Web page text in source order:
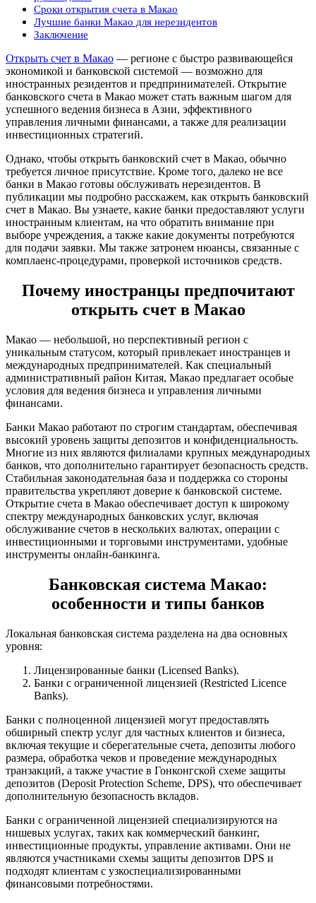
Сроки открытия счета в Макао
Лучшие банки Макао для нерезидентов
Заключение
Открыть счет в Макао — регионе с быстро развивающейся
экономикой и банковской системой — возможно для
иностранных резидентов и предпринимателей. Открытие
банковского счета в Макао может стать важным шагом для
успешного ведения бизнеса в Азии, эффективного
управления личными финансами, а также для реализации
инвестиционных стратегий.
Однако, чтобы открыть банковский счет в Макао, обычно
требуется личное присутствие. Кроме того, далеко не все
банки в Макао готовы обслуживать нерезидентов. В
публикации мы подробно расскажем, как открыть банковский
счет в Макао. Вы узнаете, какие банки предоставляют услуги
иностранным клиентам, на что обратить внимание при
выборе учреждения, а также какие документы потребуются
для подачи заявки. Мы также затронем нюансы, связанные с
комплаенс-процедурами, проверкой источников средств.
Почему иностранцы предпочитают
открыть счет в Макао
Макао — небольшой, но перспективный регион с
уникальным статусом, который привлекает иностранцев и
международных предпринимателей. Как специальный
административный район Китая, Макао предлагает особые
условия для ведения бизнеса и управления личными
финансами.
Банки Макао работают по строгим стандартам, обеспечивая
высокий уровень защиты депозитов и конфиденциальность.
Многие из них являются филиалами крупных международных
банков, что дополнительно гарантирует безопасность средств.
Стабильная законодательная база и поддержка со стороны
правительства укрепляют доверие к банковской системе.
Открытие счета в Макао обеспечивает доступ к широкому
спектру международных банковских услуг, включая
обслуживание счетов в нескольких валютах, операции с
инвестиционными и торговыми инструментами, удобные
инструменты онлайн-банкинга.
Банковская система Макао:
особенности и типы банков
Локальная банковская система разделена на два основных
уровня:
Лицензированные банки (Licensed Banks).
Банки с ограниченной лицензией (Restricted Licence
Banks).
Банки с полноценной лицензией могут предоставлять
обширный спектр услуг для частных клиентов и бизнеса,
включая текущие и сберегательные счета, депозиты любого
размера, обработка чеков и проведение международных
транзакций, а также участие в Гонконгской схеме защиты
депозитов (Deposit Protection Scheme, DPS), что обеспечивает
дополнительную безопасность вкладов.
Банки с ограниченной лицензией специализируются на
нишевых услугах, таких как коммерческий банкинг,
инвестиционные продукты, управление активами. Они не
являются участниками схемы защиты депозитов DPS и
подходят клиентам с узкоспециализированными
финансовыми потребностями.